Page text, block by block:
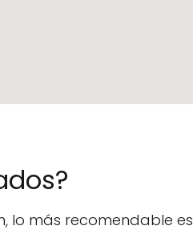
lo más recomendable es